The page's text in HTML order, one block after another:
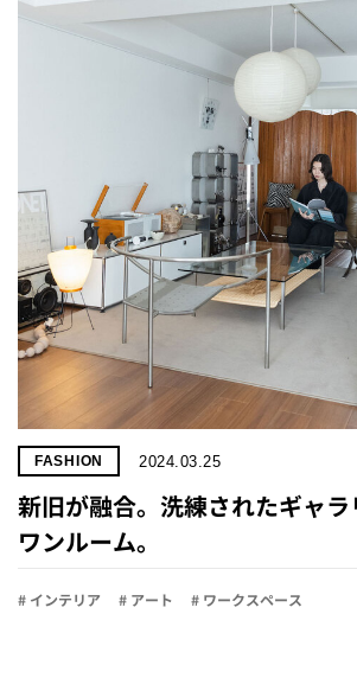
FASHION 2024.03.25
新旧が融合。洗練されたギャ
ワンルーム。
# インテリア # アート # ワークスペース